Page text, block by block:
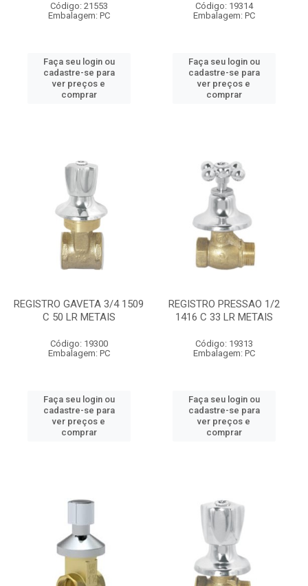
Código: 21553
Embalagem: PC
Faça seu login ou
cadastre-se para
ver preços e
comprar
Código: 19314
Embalagem: PC
Faça seu login ou
cadastre-se para
ver preços e
comprar
REGISTRO GAVETA 3/4 1509
C 50 LR METAIS
Código: 19300
Embalagem: PC
Faça seu login ou
cadastre-se para
ver preços e
comprar
REGISTRO PRESSAO 1/2
1416 C 33 LR METAIS
Código: 19313
Embalagem: PC
Faça seu login ou
cadastre-se para
ver preços e
comprar